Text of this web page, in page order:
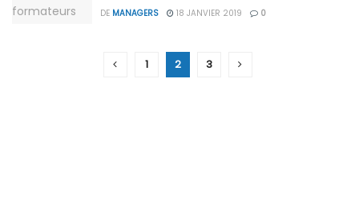
DE MANAGERS 18 JANVIER 2019 0
1 2 3